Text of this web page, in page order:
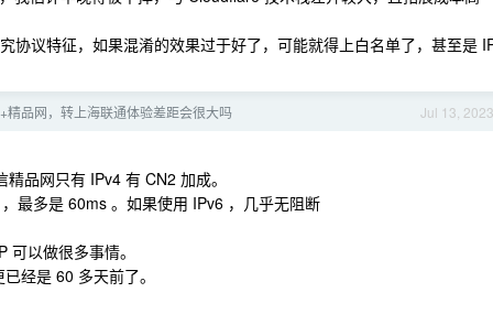
协议特征，如果混淆的效果过于好了，可能就得上白名单了，甚至是
Jul 13, 2023
精品网，转上海联通体验差距会很大吗
品网只有 IPv4 有 CN2 加成。
最多是 60ms 。如果使用 IPv6 ，几乎无阻断
以做很多事情。
经是 60 多天前了。